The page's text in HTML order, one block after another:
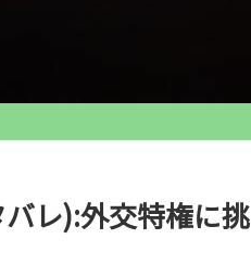
レ):外交特権に挑